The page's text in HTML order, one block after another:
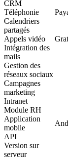
CRM
Téléphonie
Calendriers
partagés
Appels vidéo
Intégration des
mails
Gestion des
réseaux sociaux
Campagnes
marketing
Intranet
Module RH
Application
mobile
API
Version sur
serveur